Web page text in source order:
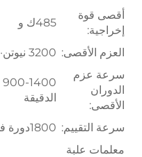
أقصى قوة
إخراجية:
485ك و
العزم الأقصى: 3200 نيوتن·م
سرعة عزم
الدوران
الأقصى:
الدقيقة
سرعة التقييم: 1800دورة في الدقيقة
معلمات علبة